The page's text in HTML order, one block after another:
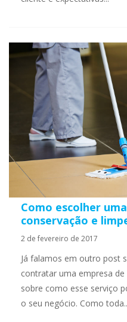
Como escolher
conservação e
2 de fevereiro de 2017
Já falamos em outro post
contratar uma empresa
sobre como esse serviço
o seu negócio. Como